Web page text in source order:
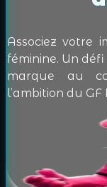
Associez votre
féminine. Un
marque au
l’ambition du